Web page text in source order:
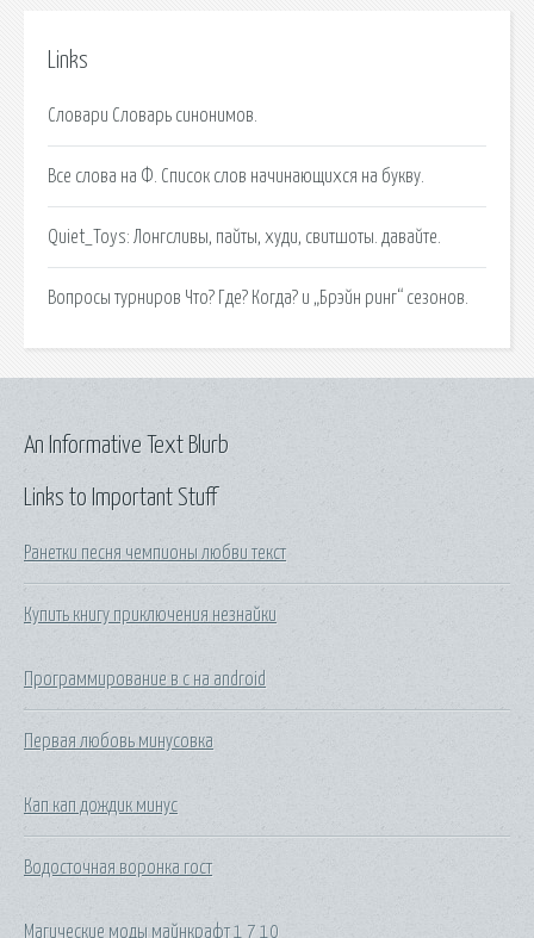
Links
Словари Словарь синонимов.
Все слова на Ф. Список слов начинающихся на букву.
Quiet_Toys: Лонгсливы, пайты, худи, свитшоты. давайте.
Вопросы турниров Что? Где? Когда? и „Брэйн ринг“ сезонов.
Links to Important Stuff
Ранетки песня чемпионы любви текст
Купить книгу приключения незнайки
Программирование в c на android
Первая любовь минусовка
Кап кап дождик минус
Водосточная воронка гост
Магические моды майнкрафт 1 7 10
An Informative Text Blurb